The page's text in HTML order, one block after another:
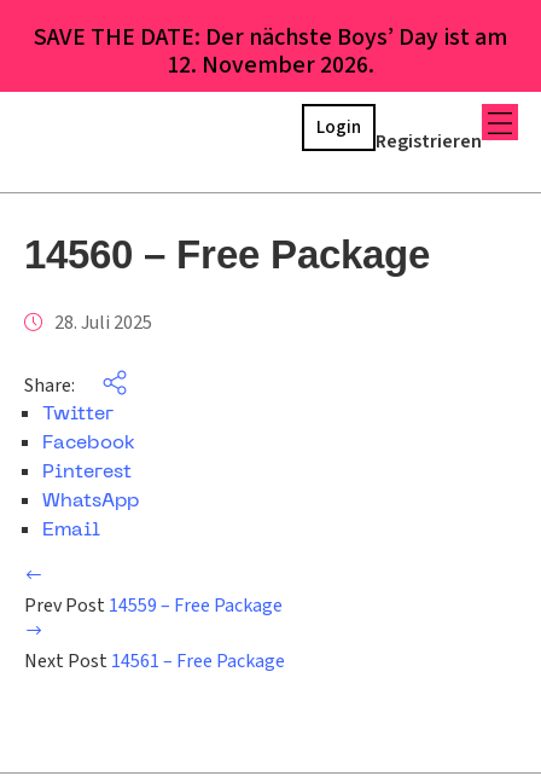
SAVE THE DATE: Der nächste Boys’ Day ist am
12. November 2026.
Registrieren
Login
14560 – Free Package
28. Juli 2025
Share:
Twitter
Facebook
Pinterest
WhatsApp
Email
Prev Post 14559 – Free Package
Next Post 14561 – Free Package